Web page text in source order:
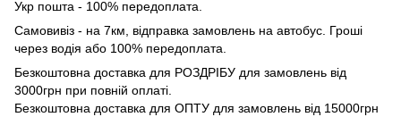
Укр пошта - 100% передоплата.
Самовивіз - на 7км, відправка замовлень на автобус. Гроші
через водія або 100% передоплата.
Безкоштовна доставка для РОЗДРІБУ для замовлень від
3000грн при повній оплаті.
Безкоштовна доставка для ОПТУ для замовлень від 15000грн